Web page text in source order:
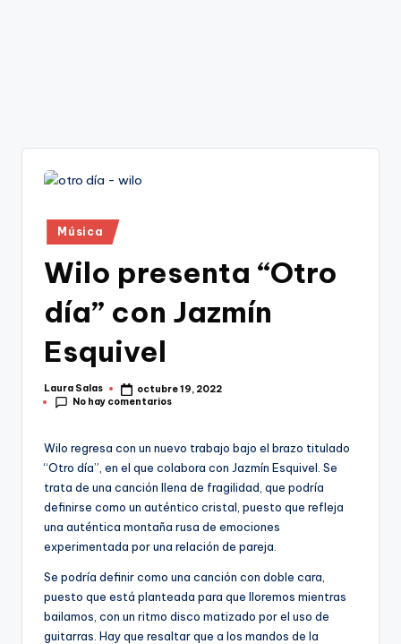
Publicado
en
Música
Wilo presenta “Otro
día” con Jazmín
Esquivel
Publicado
por
Laura Salas
octubre 19, 2022
No hay comentarios
Wilo regresa con un nuevo trabajo bajo el brazo titulado
“Otro día”, en el que colabora con Jazmín Esquivel. Se
trata de una canción llena de fragilidad, que podría
definirse como un auténtico cristal, puesto que refleja
una auténtica montaña rusa de emociones
experimentada por una relación de pareja.
Se podría definir como una canción con doble cara,
puesto que está planteada para que lloremos mientras
bailamos, con un ritmo disco matizado por el uso de
guitarras. Hay que resaltar que a los mandos de la